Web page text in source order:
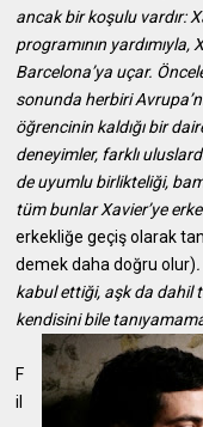
ancak bir koşulu vardır:
programının
Barcelona’ya uçar.
sonunda herbiri
öğrencinin kaldığı bir
deneyimler, farklı
de uyumlu birlikteliği,
tüm bunlar Xavier’ye
erkekliğe geçiş olarak
demek daha doğru olur)
kabul ettiği, aşk da dahil
kendisini bile
F
il